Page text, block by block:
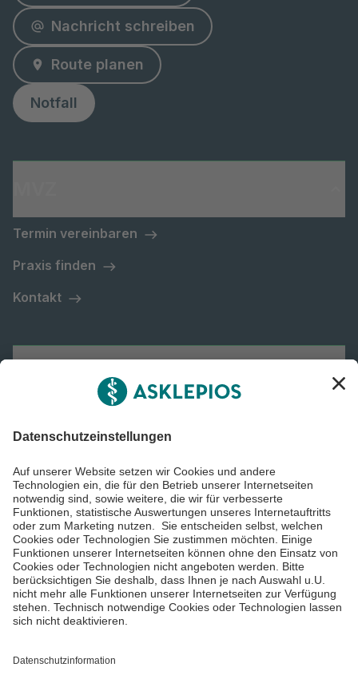
Nachricht schreiben
Route planen
Notfall
Termin vereinbaren
Praxis finden
Kontakt
Impressum